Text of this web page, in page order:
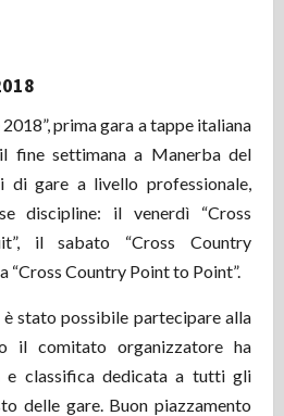
prima gara a tappe italiana
fine settimana a Manerba del
di gare a livello professionale,
discipline: il venerdì “Cross
il sabato “Cross Country
“Cross Country Point to Point”.
stato possibile partecipare alla
il comitato organizzatore ha
e classifica dedicata a tutti gli
delle gare. Buon piazzamento